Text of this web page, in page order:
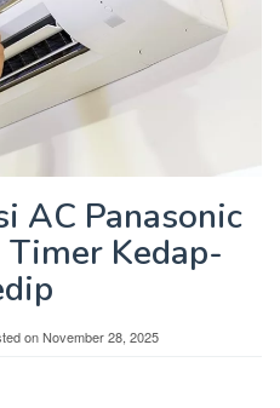
AC Panasonic
Kedap-
onNovember 28, 2025